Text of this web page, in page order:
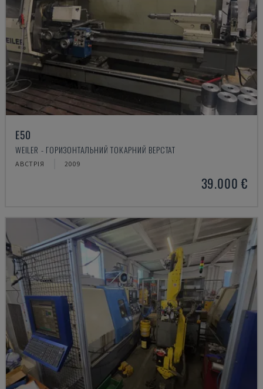
E50
WEILER - ГОРИЗОНТАЛЬНИЙ ТОКАРНИЙ ВЕРСТАТ
АВСТРІЯ 2009
39.000 €